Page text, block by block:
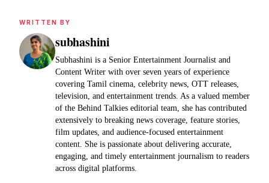
WRITTEN BY
subhashini
Subhashini is a Senior Entertainment Journalist and
Content Writer with over seven years of experience
covering Tamil cinema, celebrity news, OTT releases,
television, and entertainment trends. As a valued member
of the Behind Talkies editorial team, she has contributed
extensively to breaking news coverage, feature stories,
film updates, and audience-focused entertainment
content. She is passionate about delivering accurate,
engaging, and timely entertainment journalism to readers
across digital platforms.